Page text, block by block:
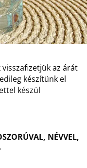
az árát
készítünk el
készül
NÉVVEL,